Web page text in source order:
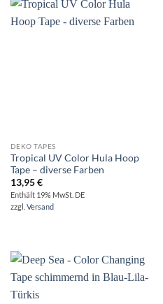
DEKO TAPES
Tropical UV Color Hula Hoop
Tape – diverse Farben
13,95€
Enthält 19% MwSt. DE
zzgl. Versand